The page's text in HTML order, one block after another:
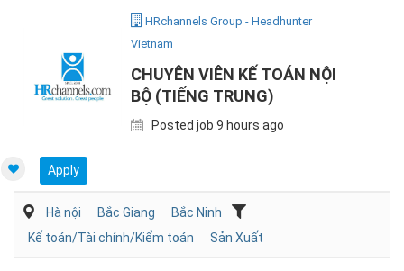
HRchannels Group - Headhunter
Vietnam
CHUYÊN VIÊN KẾ TOÁN NỘI
BỘ (TIẾNG TRUNG)
Posted job 9 hours ago
Apply
Hà nội Bắc Giang
Bắc Ninh
Kế toán/Tài chính/Kiểm toán
Sản Xuất